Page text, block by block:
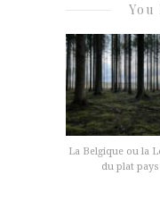
You
La Belgique ou la
du plat pays